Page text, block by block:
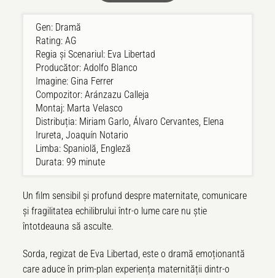
Gen: Dramă
Rating: AG
Regia și Scenariul: Eva Libertad
Producător: Adolfo Blanco
Imagine: Gina Ferrer
Compozitor: Aránzazu Calleja
Montaj: Marta Velasco
Distribuția: Miriam Garlo, Álvaro Cervantes, Elena
Irureta, Joaquín Notario
Limba: Spaniolă, Engleză
Durata: 99 minute
Un film sensibil și profund despre maternitate, comunicare
și fragilitatea echilibrului într-o lume care nu știe
întotdeauna să asculte.
Sorda, regizat de Eva Libertad, este o dramă emoționantă
care aduce în prim-plan experiența maternității dintr-o